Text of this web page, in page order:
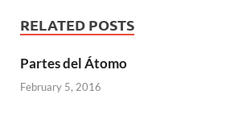
RELATED POSTS
Partes del Átomo
February 5, 2016